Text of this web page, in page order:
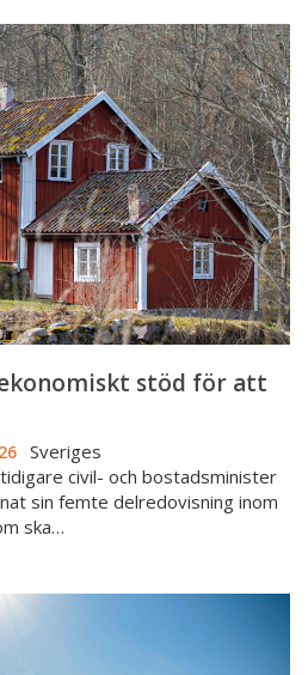
stöd för att
Sveriges
civil- och bostadsminister
sin femte delredovisning inom
ska…